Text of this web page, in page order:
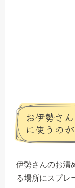
お伊勢さ
に使うの
伊勢さんのお清
る場所にスプレ